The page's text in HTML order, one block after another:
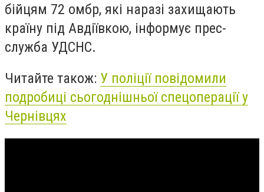
бійцям 72 омбр, які наразі захищають
країну під Авдіївкою, інформує прес-
служба УДСНС.
Читайте також: У поліції повідомили
подробиці сьогоднішньої спецоперації у
Чернівцях